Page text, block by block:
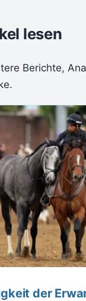
lesen
Berichte,
der